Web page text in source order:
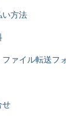
い方法
ファイル転送フ
せ